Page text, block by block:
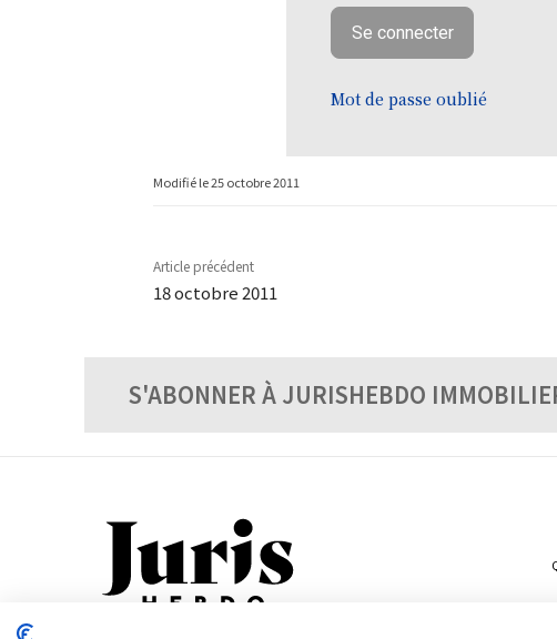
Mot de passe oublié
Modifié le25 octobre 2011
Article précédent
18 octobre 2011
S'ABONNER À JURISHEBDO